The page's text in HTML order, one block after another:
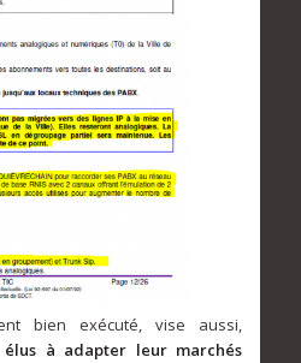
bien exécuté, vise aussi,
à adapter leur marchés